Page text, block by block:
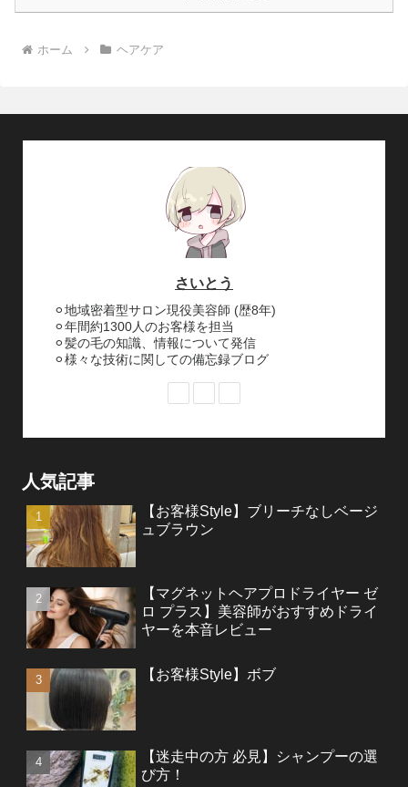
ホーム ヘアケア
さいとう
⚪︎地域密着型サロン現役美容師 (歴8年)
⚪︎年間約1300人のお客様を担当
⚪︎髪の毛の知識、情報について発信
⚪︎様々な技術に関しての備忘録ブログ
人気記事
【お客様Style】ブリーチなしベージ
ュブラウン
【マグネットヘアプロドライヤー ゼ
ロ プラス】美容師がおすすめドライ
ヤーを本音レビュー
【お客様Style】ボブ
【迷走中の方 必見】シャンプーの選
び方！